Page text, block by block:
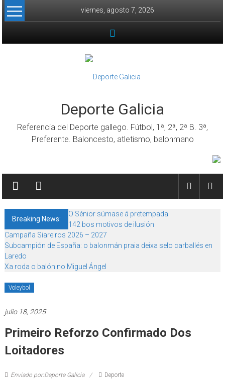
Skip to content
viernes, agosto 7, 2026
Deporte Galicia
Referencia del Deporte gallego. Fútbol, 1ª, 2ª, 2ª B. 3ª,
Preferente. Baloncesto, atletismo, balonmano
Breaking News:
O Sénior súmase á pretempada
142 bos motivos de ilusión
Campaña Siareiros 2026 – 2027
Subcampión de España: o balonmán praia deixa selo carballés en
Laredo
Xa roda o balón no Miguel Ángel
Voleybol
julio 18, 2025
Primeiro Reforzo Confirmado Dos
Loitadores
Enviado por:Deporte Galicia Deporte